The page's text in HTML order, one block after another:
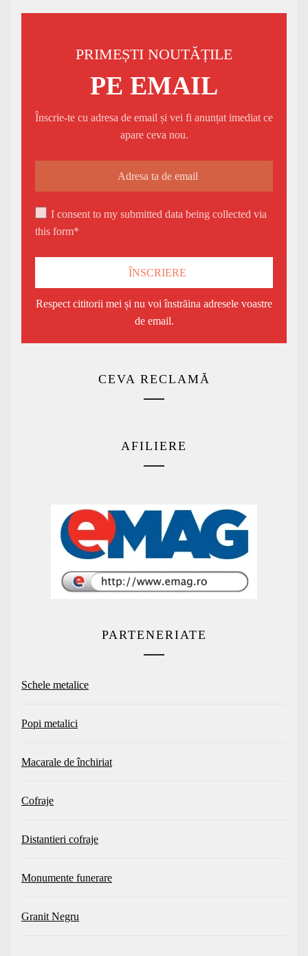
PRIMEȘTI NOUTĂȚILE
PE EMAIL
Înscrie-te cu adresa de email și vei fi anunțat imediat ce
apare ceva nou.
I consent to my submitted data being collected via
this form*
Respect cititorii mei și nu voi înstrăina adresele voastre
de email.
CEVA RECLAMĂ
AFILIERE
PARTENERIATE
Schele metalice
Popi metalici
Macarale de închiriat
Cofraje
Distantieri cofraje
Monumente funerare
Granit Negru